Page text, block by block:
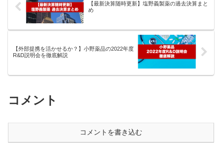
【最新決算随時更新】塩野義製薬の過去決算まと
め
【外部提携を活かせるか？】小野薬品の2022年度
R&D説明会を徹底解説
コメント
コメントを書き込む